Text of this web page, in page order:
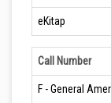
eKitap
Call Number
F - General